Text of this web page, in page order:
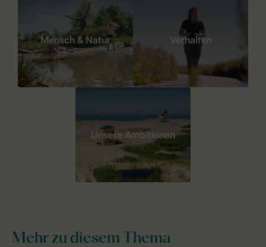
Mensch & Natur Verhalten
Unsere Ambitionen
Mehr zu diesem Thema